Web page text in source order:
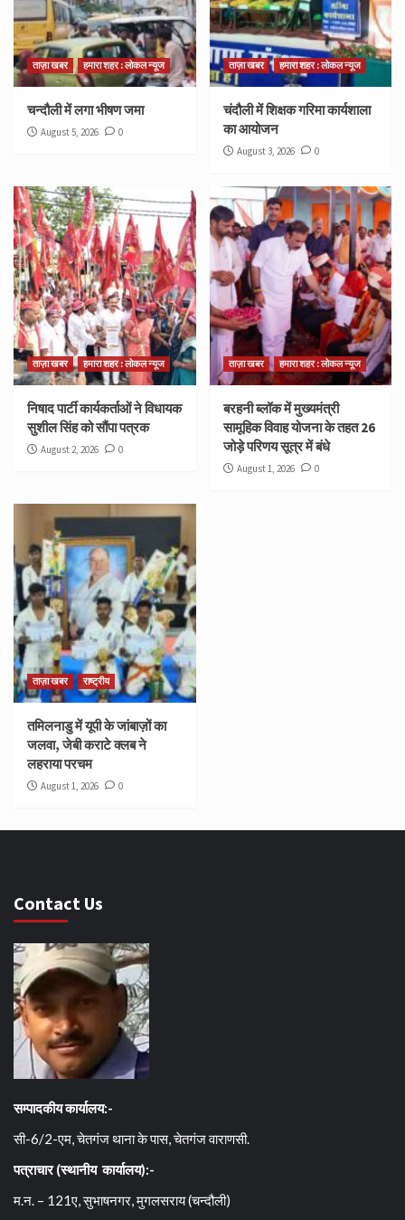
ताज़ा खबर हमारा शहर : लोकल न्यूज
चन्दौली में लगा भीषण जमा
August 5, 2026 0
ताज़ा खबर हमारा शहर : लोकल न्यूज
चंदौली में शिक्षक गरिमा कार्यशाला
का आयोजन
August 3, 2026 0
ताज़ा खबर हमारा शहर : लोकल न्यूज
निषाद पार्टी कार्यकर्ताओं ने विधायक
सुशील सिंह को सौंपा पत्रक
August 2, 2026 0
ताज़ा खबर हमारा शहर : लोकल न्यूज
बरहनी ब्लॉक में मुख्यमंत्री
सामूहिक विवाह योजना के तहत 26
जोड़े परिणय सूत्र में बंधे
August 1, 2026 0
ताज़ा खबर राष्ट्रीय
तमिलनाडु में यूपी के जांबाज़ों का
जलवा, जेबी कराटे क्लब ने
लहराया परचम
August 1, 2026 0
Contact Us
सम्पादकीय कार्यालय:-
सी-6/2-एम, चेतगंज थाना के पास, चेतगंज वाराणसी.
पत्राचार (स्थानीय कार्यालय):-
म.न. – 121ए, सुभाषनगर, मुगलसराय (चन्दौली)